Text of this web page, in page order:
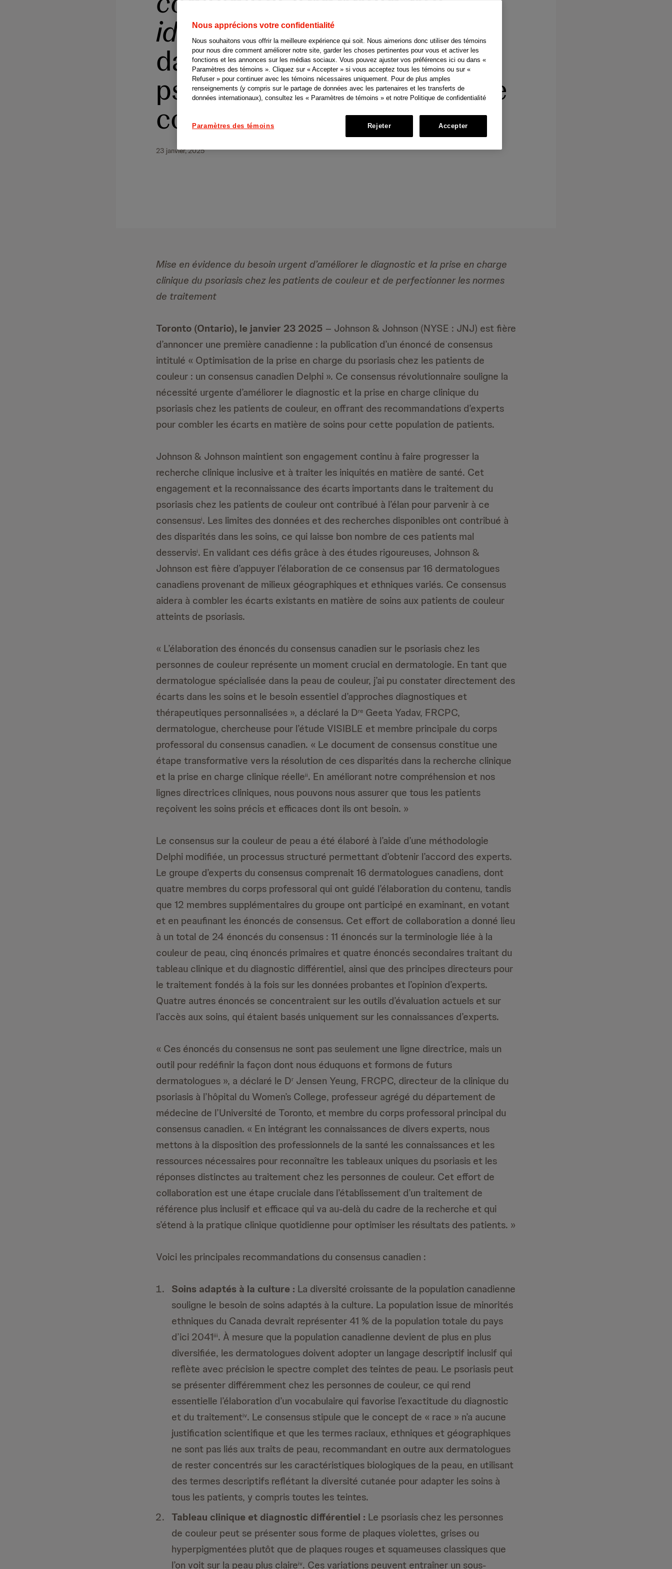
identifieles écarts critiques
dans les soins contre le
psoriasis pour les patients de
couleur
23 janvier, 2025
Mise en évidence du besoin urgent d’améliorer le diagnostic et la prise en charge
clinique du psoriasis chez les patients de couleur et de perfectionner les normes
de traitement
Toronto (Ontario), le janvier 23 2025 – Johnson & Johnson (NYSE : JNJ) est fière
d’annoncer une première canadienne : la publication d’un énoncé de consensus
intitulé « Optimisation de la prise en charge du psoriasis chez les patients de
couleur : un consensus canadien Delphi ». Ce consensus révolutionnaire souligne la
nécessité urgente d’améliorer le diagnostic et la prise en charge clinique du
psoriasis chez les patients de couleur, en offrant des recommandations d’experts
pour combler les écarts en matière de soins pour cette population de patients.
Johnson & Johnson maintient son engagement continu à faire progresser la
recherche clinique inclusive et à traiter les iniquités en matière de santé. Cet
engagement et la reconnaissance des écarts importants dans le traitement du
psoriasis chez les patients de couleur ont contribué à l’élan pour parvenir à ce
consensusi. Les limites des données et des recherches disponibles ont contribué à
des disparités dans les soins, ce qui laisse bon nombre de ces patients mal
desservisi. En validant ces défis grâce à des études rigoureuses, Johnson &
Johnson est fière d’appuyer l’élaboration de ce consensus par 16 dermatologues
canadiens provenant de milieux géographiques et ethniques variés. Ce consensus
aidera à combler les écarts existants en matière de soins aux patients de couleur
atteints de psoriasis.
« L’élaboration des énoncés du consensus canadien sur le psoriasis chez les
personnes de couleur représente un moment crucial en dermatologie. En tant que
dermatologue spécialisée dans la peau de couleur, j’ai pu constater directement des
écarts dans les soins et le besoin essentiel d’approches diagnostiques et
thérapeutiques personnalisées », a déclaré la Dre Geeta Yadav, FRCPC,
dermatologue, chercheuse pour l’étude VISIBLE et membre principale du corps
professoral du consensus canadien. « Le document de consensus constitue une
étape transformative vers la résolution de ces disparités dans la recherche clinique
et la prise en charge clinique réelleii. En améliorant notre compréhension et nos
lignes directrices cliniques, nous pouvons nous assurer que tous les patients
reçoivent les soins précis et efficaces dont ils ont besoin. »
Le consensus sur la couleur de peau a été élaboré à l’aide d’une méthodologie
Delphi modifiée, un processus structuré permettant d’obtenir l’accord des experts.
Le groupe d’experts du consensus comprenait 16 dermatologues canadiens, dont
quatre membres du corps professoral qui ont guidé l’élaboration du contenu, tandis
que 12 membres supplémentaires du groupe ont participé en examinant, en votant
et en peaufinant les énoncés de consensus. Cet effort de collaboration a donné lieu
à un total de 24 énoncés du consensus : 11 énoncés sur la terminologie liée à la
couleur de peau, cinq énoncés primaires et quatre énoncés secondaires traitant du
tableau clinique et du diagnostic différentiel, ainsi que des principes directeurs pour
le traitement fondés à la fois sur les données probantes et l’opinion d’experts.
Quatre autres énoncés se concentraient sur les outils d’évaluation actuels et sur
l’accès aux soins, qui étaient basés uniquement sur les connaissances d’experts.
« Ces énoncés du consensus ne sont pas seulement une ligne directrice, mais un
outil pour redéfinir la façon dont nous éduquons et formons de futurs
dermatologues », a déclaré le Dr Jensen Yeung, FRCPC, directeur de la clinique du
psoriasis à l’hôpital du Women’s College, professeur agrégé du département de
médecine de l’Université de Toronto, et membre du corps professoral principal du
consensus canadien. « En intégrant les connaissances de divers experts, nous
mettons à la disposition des professionnels de la santé les connaissances et les
ressources nécessaires pour reconnaître les tableaux uniques du psoriasis et les
réponses distinctes au traitement chez les personnes de couleur. Cet effort de
collaboration est une étape cruciale dans l’établissement d’un traitement de
référence plus inclusif et efficace qui va au-delà du cadre de la recherche et qui
s’étend à la pratique clinique quotidienne pour optimiser les résultats des patients. »
Voici les principales recommandations du consensus canadien :
Soins adaptés à la culture : La diversité croissante de la population canadienne
souligne le besoin de soins adaptés à la culture. La population issue de minorités
ethniques du Canada devrait représenter 41 % de la population totale du pays
d’ici 2041iii. À mesure que la population canadienne devient de plus en plus
diversifiée, les dermatologues doivent adopter un langage descriptif inclusif qui
reflète avec précision le spectre complet des teintes de peau. Le psoriasis peut
se présenter différemment chez les personnes de couleur, ce qui rend
essentielle l’élaboration d’un vocabulaire qui favorise l’exactitude du diagnostic
et du traitementiv. Le consensus stipule que le concept de « race » n’a aucune
justification scientifique et que les termes raciaux, ethniques et géographiques
ne sont pas liés aux traits de peau, recommandant en outre aux dermatologues
de rester concentrés sur les caractéristiques biologiques de la peau, en utilisant
des termes descriptifs reflétant la diversité cutanée pour adapter les soins à
tous les patients, y compris toutes les teintes.
Tableau clinique et diagnostic différentiel : Le psoriasis chez les personnes
de couleur peut se présenter sous forme de plaques violettes, grises ou
hyperpigmentées plutôt que de plaques rouges et squameuses classiques que
l’on voit sur la peau plus claireiv. Ces variations peuvent entraîner un sous-
Nous apprécions votre confidentialité
Nous souhaitons vous offrir la meilleure expérience qui soit. Nous aimerions donc utiliser des témoins
pour nous dire comment améliorer notre site, garder les choses pertinentes pour vous et activer les
fonctions et les annonces sur les médias sociaux. Vous pouvez ajuster vos préférences ici ou dans «
Paramètres des témoins ». Cliquez sur « Accepter » si vous acceptez tous les témoins ou sur «
Refuser » pour continuer avec les témoins nécessaires uniquement. Pour de plus amples
renseignements (y compris sur le partage de données avec les partenaires et les transferts de
données internationaux), consultez les « Paramètres de témoins » et notre Politique de confidentialité
Paramètres des témoins Rejeter Accepter